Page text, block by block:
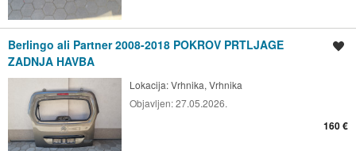
Berlingo ali Partner 2008-2018 POKROV PRTLJAGE
ZADNJA HAVBA
Lokacija:Vrhnika, Vrhnika
Objavljen:27.05.2026.
160 €